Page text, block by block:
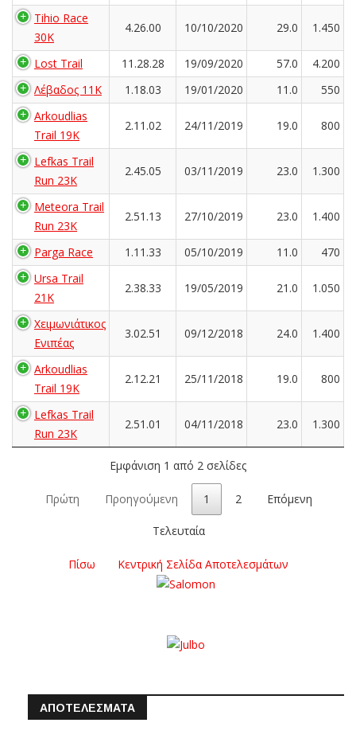
Tihio Race
30K
4.26.00 10/10/2020 29.0 1.450
Lost Trail 11.28.28 19/09/2020 57.0
4.200
Λέβαδος 11K
1.18.03 19/01/2020 11.0
550
Arkoudlias
Trail 19K
2.11.02 24/11/2019 19.0 800
Lefkas Trail
Run 23K
2.45.05 03/11/2019 23.0 1.300
Meteora Trail
Run 23K
2.51.13 27/10/2019 23.0 1.400
Parga Race 1.11.33 05/10/2019 11.0
470
Ursa Trail
21K
2.38.33 19/05/2019 21.0 1.050
Χειμωνιάτικος
Ενιπέας
3.02.51 09/12/2018 24.0 1.400
Arkoudlias
Trail 19K
2.12.21 25/11/2018 19.0 800
Lefkas Trail
Run 23K
2.51.01 04/11/2018 23.0 1.300
Εμφάνιση 1 από 2 σελίδες
Πρώτη Προηγούμενη 1 2 Επόμενη
Τελευταία
Πίσω Κεντρική Σελίδα Αποτελεσμάτων
ΑΠΟΤΕΛΕΣΜΑΤΑ